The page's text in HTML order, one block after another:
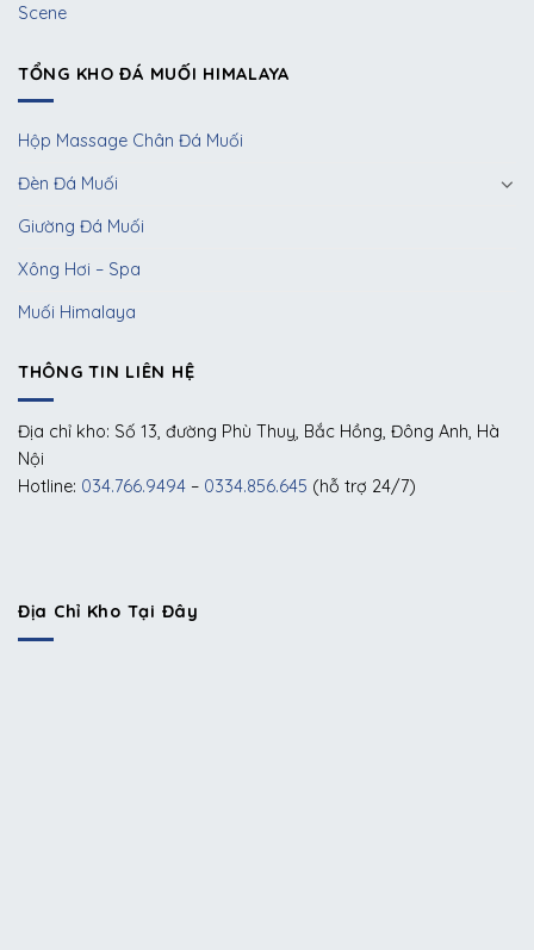
Scene
TỔNG KHO ĐÁ MUỐI HIMALAYA
Hộp Massage Chân Đá Muối
Đèn Đá Muối
Giường Đá Muối
Xông Hơi – Spa
Muối Himalaya
THÔNG TIN LIÊN HỆ
Địa chỉ kho: Số 13, đường Phù Thuỵ, Bắc Hồng, Đông Anh, Hà
Nội
Hotline: 034.766.9494 – 0334.856.645 (hỗ trợ 24/7)
Địa Chỉ Kho Tại Đây